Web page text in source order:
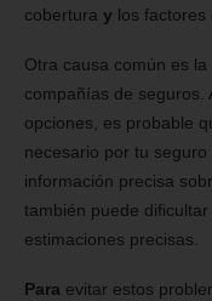
cobertura y los factores
Otra causa común es
compañías de seguros.
opciones, es probable
necesario por tu
información precisa
también puede
estimaciones precisas.
Para evitar estos